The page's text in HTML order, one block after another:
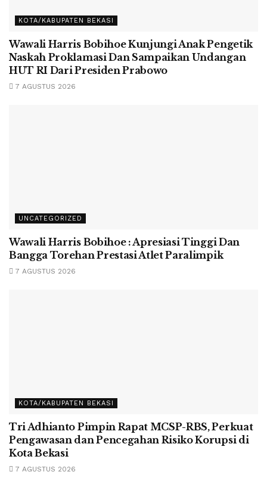
KOTA/KABUPATEN BEKASI
Wawali Harris Bobihoe Kunjungi Anak Pengetik
Naskah Proklamasi Dan Sampaikan Undangan
HUT RI Dari Presiden Prabowo
7 AGUSTUS 2026
UNCATEGORIZED
Wawali Harris Bobihoe : Apresiasi Tinggi Dan
Bangga Torehan Prestasi Atlet Paralimpik
7 AGUSTUS 2026
KOTA/KABUPATEN BEKASI
Tri Adhianto Pimpin Rapat MCSP-RBS, Perkuat
Pengawasan dan Pencegahan Risiko Korupsi di
Kota Bekasi
7 AGUSTUS 2026